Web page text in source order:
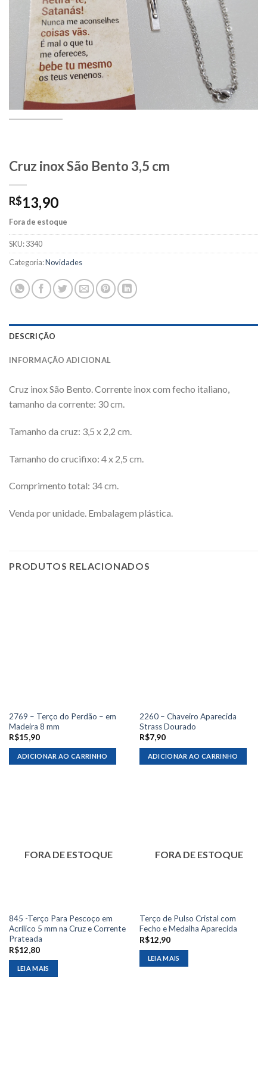
Cruz inox São Bento 3,5 cm
R$13,90
Fora de estoque
SKU:3340
Categoria:Novidades
DESCRIÇÃO
INFORMAÇÃO ADICIONAL
Cruz inox São Bento. Corrente inox com fecho italiano,
tamanho da corrente: 30 cm.
Tamanho da cruz: 3,5 x 2,2 cm.
Tamanho do crucifixo: 4 x 2,5 cm.
Comprimento total: 34 cm.
Venda por unidade. Embalagem plástica.
PRODUTOS RELACIONADOS
2769 – Terço do Perdão – em
Madeira 8 mm
R$15,90
ADICIONAR AO CARRINHO
2260 – Chaveiro Aparecida
Strass Dourado
R$7,90
ADICIONAR AO CARRINHO
FORA DE ESTOQUE
845 -Terço Para Pescoço em
Acrílico 5 mm na Cruz e Corrente
Prateada
R$12,80
LEIA MAIS
FORA DE ESTOQUE
Terço de Pulso Cristal com
Fecho e Medalha Aparecida
R$12,90
LEIA MAIS